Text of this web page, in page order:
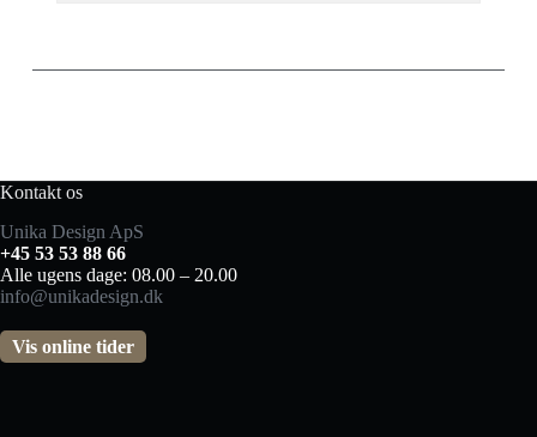
Kontakt os
Unika Design ApS
+45 53 53 88 66
Alle ugens dage: 08.00 – 20.00
info@unikadesign.dk
Vis online tider